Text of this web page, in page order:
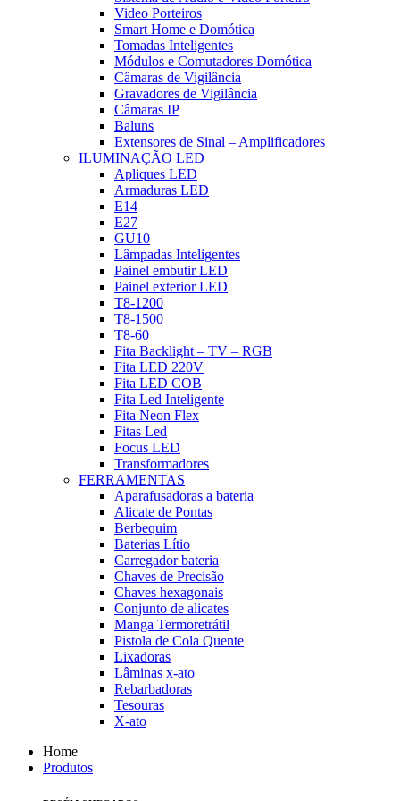
Video Porteiros
Smart Home e Domótica
Tomadas Inteligentes
Módulos e Comutadores Domótica
Câmaras de Vigilância
Gravadores de Vigilância
Câmaras IP
Baluns
Extensores de Sinal – Amplificadores
ILUMINAÇÃO LED
Apliques LED
Armaduras LED
E14
E27
GU10
Lâmpadas Inteligentes
Painel embutir LED
Painel exterior LED
T8-1200
T8-1500
T8-60
Fita Backlight – TV – RGB
Fita LED 220V
Fita LED COB
Fita Led Inteligente
Fita Neon Flex
Fitas Led
Focus LED
Transformadores
FERRAMENTAS
Aparafusadoras a bateria
Alicate de Pontas
Berbequim
Baterias Lítio
Carregador bateria
Chaves de Precisão
Chaves hexagonais
Conjunto de alicates
Manga Termoretrátil
Pistola de Cola Quente
Lixadoras
Lâminas x-ato
Rebarbadoras
Tesouras
X-ato
Home
Produtos